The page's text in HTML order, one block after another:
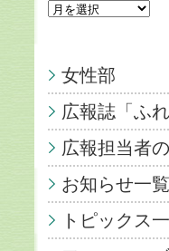
女性部
広報誌「ふれ
広報担当者
お知らせ一覧
トピックス